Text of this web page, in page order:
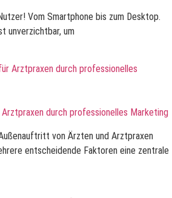
Vom Smartphone bis zum Desktop.
unverzichtbar, um
durch professionelles Marketing
von Ärzten und Arztpraxen
entscheidende Faktoren eine zentrale